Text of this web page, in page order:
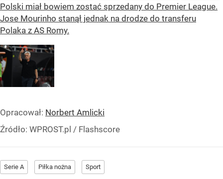
Polski miał bowiem zostać sprzedany do Premier League.
Jose Mourinho stanął jednak na drodze do transferu
Polaka z AS Romy.
Opracował: Norbert Amlicki
Źródło: WPROST.pl / Flashscore
Serie A Piłka nożna Sport